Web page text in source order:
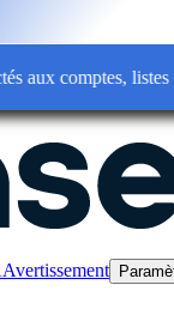
comptes, listes et
Avertissement